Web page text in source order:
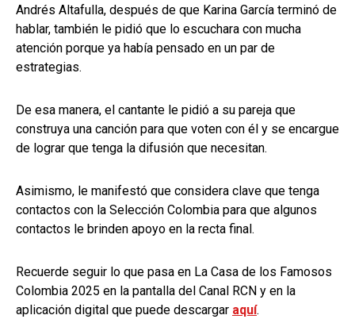
Andrés Altafulla, después de que Karina García terminó de
hablar, también le pidió que lo escuchara con mucha
atención porque ya había pensado en un par de
estrategias.
De esa manera, el cantante le pidió a su pareja que
construya una canción para que voten con él y se encargue
de lograr que tenga la difusión que necesitan.
Asimismo, le manifestó que considera clave que tenga
contactos con la Selección Colombia para que algunos
contactos le brinden apoyo en la recta final.
Recuerde seguir lo que pasa en La Casa de los Famosos
Colombia 2025 en la pantalla del Canal RCN y en la
aplicación digital que puede descargar aquí.